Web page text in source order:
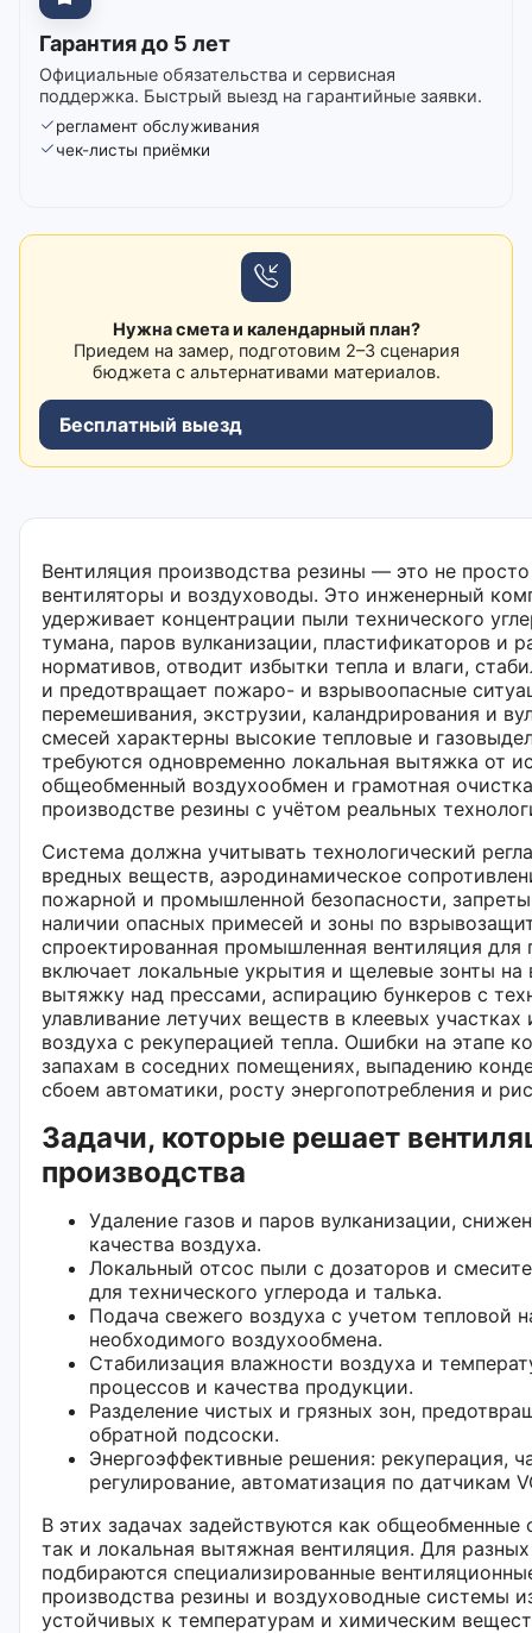
Гарантия до 5 лет
Официальные обязательства и сервисная
поддержка. Быстрый выезд на гарантийные заявки.
регламент обслуживания
чек-листы приёмки
Нужна смета и календарный план?
Приедем на замер, подготовим 2–3 сценария
бюджета с альтернативами материалов.
Бесплатный выезд
Вентиляция производства резины — это не
вентиляторы и воздуховоды. Это инженерный
удерживает концентрации пыли технического
тумана, паров вулканизации, пластификаторов и
нормативов, отводит избытки тепла и влаги,
и предотвращает пожаро- и взрывоопасные
перемешивания, экструзии, каландрирования и
смесей характерны высокие тепловые и
требуются одновременно локальная вытяжка от
общеобменный воздухообмен и грамотная
производстве резины с учётом реальных
Система должна учитывать технологический
вредных веществ, аэродинамическое
пожарной и промышленной безопасности,
наличии опасных примесей и зоны по
спроектированная промышленная вентиляция для
включает локальные укрытия и щелевые зонты на
вытяжку над прессами, аспирацию бункеров с
улавливание летучих веществ в клеевых участках
воздуха с рекуперацией тепла. Ошибки на этапе
запахам в соседних помещениях, выпадению
сбоем автоматики, росту энергопотребления и
Задачи, которые решает
производства
Удаление газов и паров вулканизации,
качества воздуха.
Локальный отсос пыли с дозаторов и
для технического углерода и талька.
Подача свежего воздуха с учетом тепловой
необходимого воздухообмена.
Стабилизация влажности воздуха и
процессов и качества продукции.
Разделение чистых и грязных зон,
обратной подсоски.
Энергоэффективные решения: рекуперация,
регулирование, автоматизация по датчикам
В этих задачах задействуются как общеобменные
так и локальная вытяжная вентиляция. Для
подбираются специализированные
производства резины и воздуховодные системы
устойчивых к температурам и химическим